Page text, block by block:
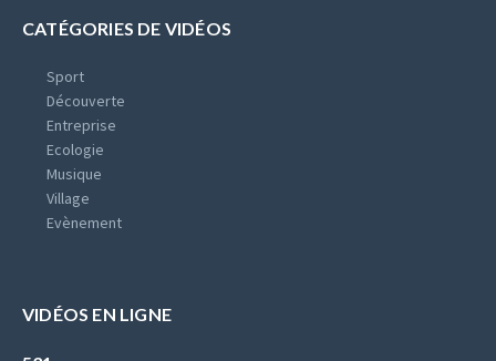
CATÉGORIES DE VIDÉOS
Sport
Découverte
Entreprise
Ecologie
Musique
Village
Evènement
VIDÉOS EN LIGNE